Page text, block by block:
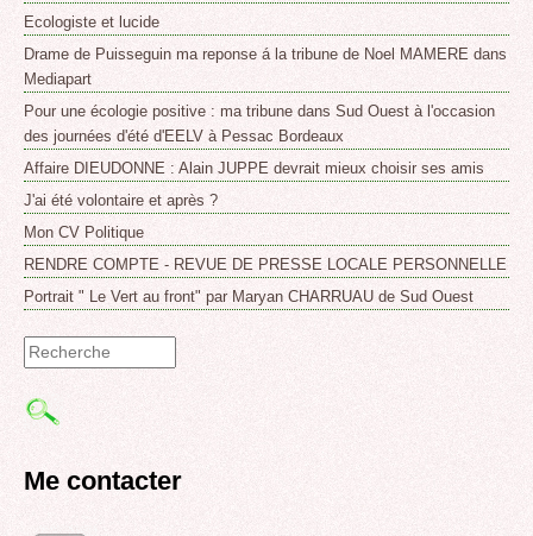
Ecologiste et lucide
Drame de Puisseguin ma reponse á la tribune de Noel MAMERE dans
Mediapart
Pour une écologie positive : ma tribune dans Sud Ouest à l'occasion
des journées d'été d'EELV à Pessac Bordeaux
Affaire DIEUDONNE : Alain JUPPE devrait mieux choisir ses amis
J'ai été volontaire et après ?
Mon CV Politique
RENDRE COMPTE - REVUE DE PRESSE LOCALE PERSONNELLE
Portrait " Le Vert au front" par Maryan CHARRUAU de Sud Ouest
Formulaire
de
recherche
Me contacter